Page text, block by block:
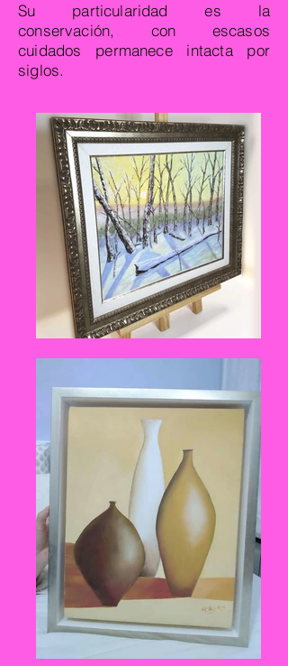
Su particularidad es la
conservación, con escasos
cuidados permanece intacta por
siglos.